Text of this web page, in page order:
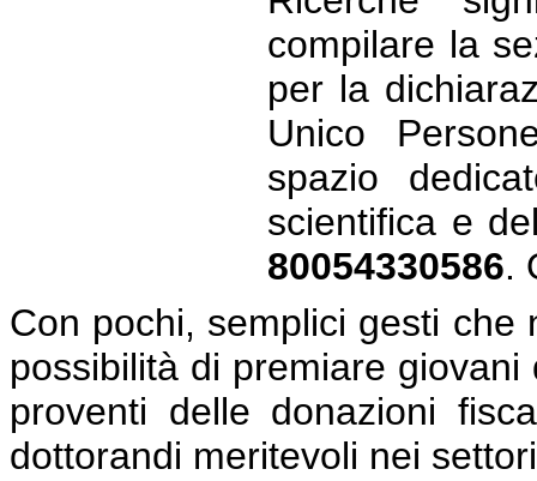
compilare la
per la
Unico
spazio
scientifica e
80054330586.
Con pochi, semplici gesti
possibilità di premiare
proventi delle donazioni
dottorandi meritevoli nei